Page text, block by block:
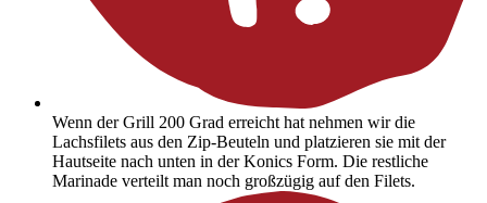
Wenn der Grill 200 Grad erreicht hat nehmen wir die
Lachsfilets aus den Zip-Beuteln und platzieren sie mit der
Hautseite nach unten in der Konics Form. Die restliche
Marinade verteilt man noch großzügig auf den Filets.